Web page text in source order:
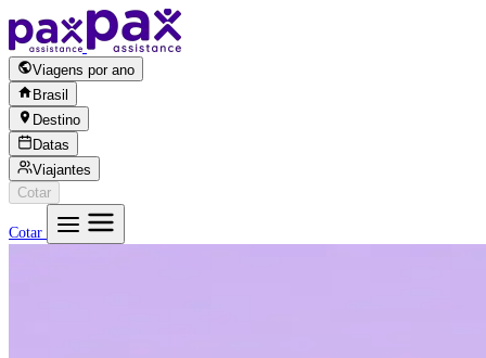
Pular para o conteúdo
Viagens por ano
Brasil
Destino
Datas
Viajantes
Cotar
Cotar